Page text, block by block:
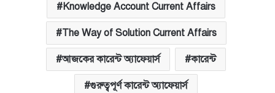
Knowledge Account Current Affairs
The Way of Solution Current Affairs
আজকের কারেন্ট অ্যাফেয়ার্স কারেন্ট
গুরুত্বপূর্ণ কারেন্ট অ্যাফেয়ার্স